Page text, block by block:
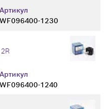
Артикул
WF096400-1230
Артикул
WF096400-1240